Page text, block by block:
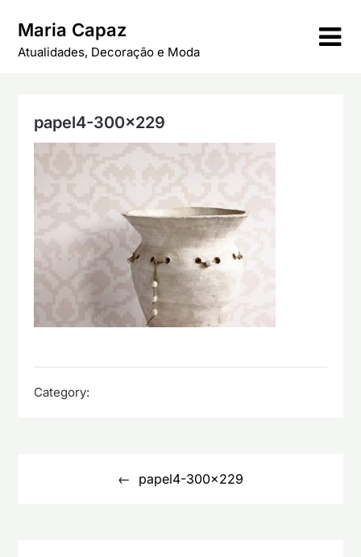
content
Maria Capaz
Atualidades, Decoração e Moda
papel4-300×229
Category:
papel4-300×229